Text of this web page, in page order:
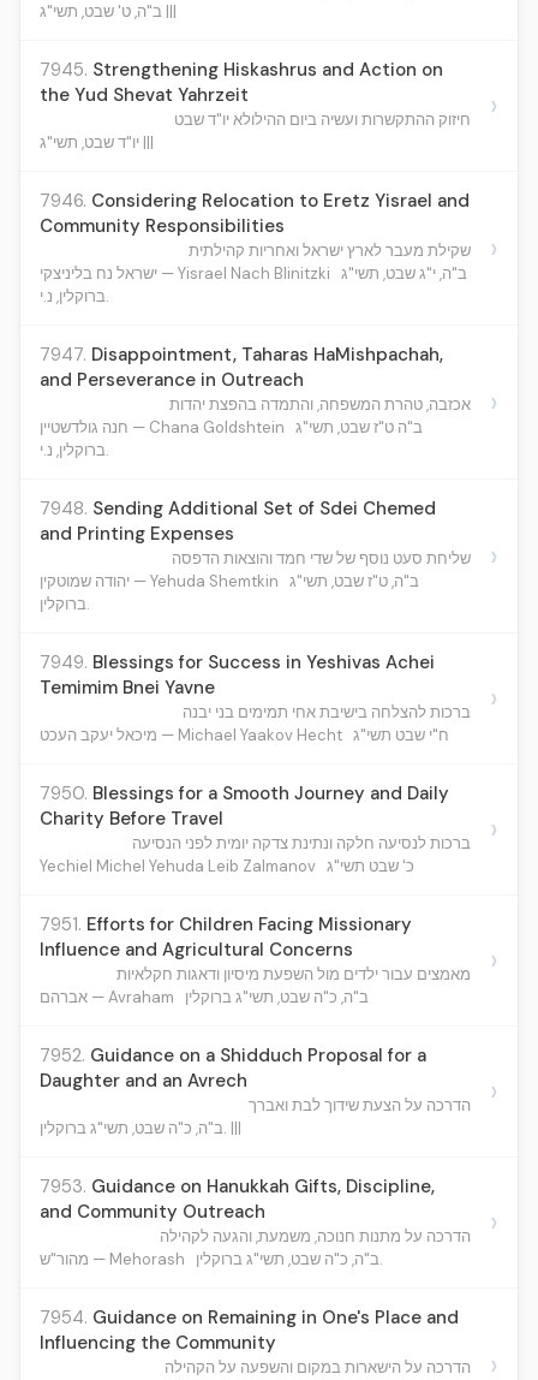
ב"ה, ט' שבט, תשי"ג |||
7945. Strengthening Hiskashrus and Action on
the Yud Shevat Yahrzeit
חיזוק ההתקשרות ועשיה ביום ההילולא יו"ד שבט
יו"ד שבט, תשי"ג |||
›
7946. Considering Relocation to Eretz Yisrael and
Community Responsibilities
שקילת מעבר לארץ ישראל ואחריות קהילתית
ישראל נח בליניצקי — Yisrael Nach Blinitzki ב"ה, י"ג שבט, תשי"ג
ברוקלין, נ.י.
›
7947. Disappointment, Taharas HaMishpachah,
and Perseverance in Outreach
אכזבה, טהרת המשפחה, והתמדה בהפצת יהדות
חנה גולדשטיין — Chana Goldshtein ב"ה ט"ז שבט, תשי"ג
ברוקלין, נ.י.
›
7948. Sending Additional Set of Sdei Chemed
and Printing Expenses
שליחת סעט נוסף של שדי חמד והוצאות הדפסה
יהודה שמוטקין — Yehuda Shemtkin ב"ה, ט"ז שבט, תשי"ג
ברוקלין.
›
7949. Blessings for Success in Yeshivas Achei
Temimim Bnei Yavne
ברכות להצלחה בישיבת אחי תמימים בני יבנה
מיכאל יעקב העכט — Michael Yaakov Hecht ח"י שבט תשי"ג
›
7950. Blessings for a Smooth Journey and Daily
Charity Before Travel
ברכות לנסיעה חלקה ונתינת צדקה יומית לפני הנסיעה
Yechiel Michel Yehuda Leib Zalmanov כ' שבט תשי"ג
›
7951. Efforts for Children Facing Missionary
Influence and Agricultural Concerns
מאמצים עבור ילדים מול השפעת מיסיון ודאגות חקלאיות
אברהם — Avraham
ב"ה, כ"ה שבט, תשי"ג ברוקלין
›
7952. Guidance on a Shidduch Proposal for a
Daughter and an Avrech
הדרכה על הצעת שידוך לבת ואברך
ב"ה, כ"ה שבט, תשי"ג ברוקלין. |||
›
7953. Guidance on Hanukkah Gifts, Discipline,
and Community Outreach
הדרכה על מתנות חנוכה, משמעת, והגעה לקהילה
מהור"ש — Mehorash
ב"ה, כ"ה שבט, תשי"ג ברוקלין.
›
7954. Guidance on Remaining in One's Place and
Influencing the Community
הדרכה על הישארות במקום והשפעה על הקהילה ›